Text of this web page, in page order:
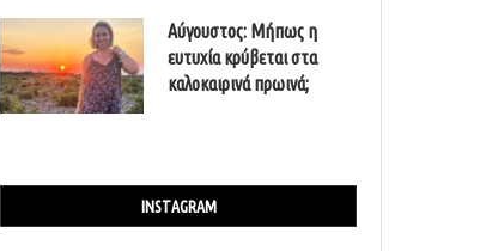
Αύγουστος: Μήπως η
ευτυχία κρύβεται στα
καλοκαιρινά πρωινά;
INSTAGRAM